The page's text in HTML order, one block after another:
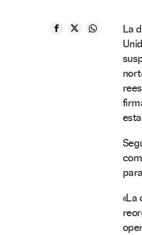
La
«La